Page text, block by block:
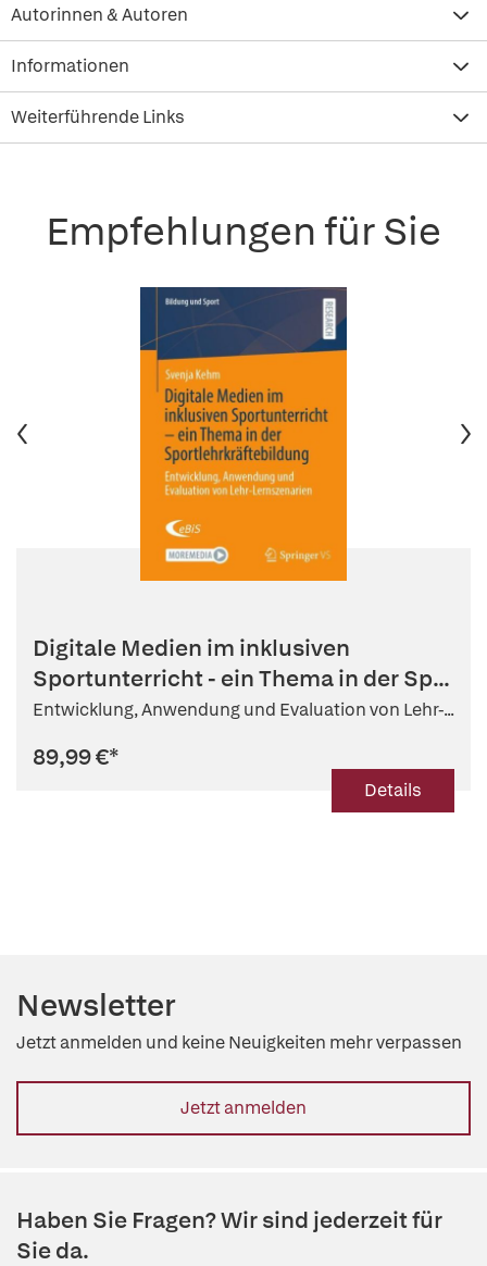
Autorinnen & Autoren
Informationen
Weiterführende Links
Empfehlungen für Sie
Digitale Medien im inklusiven
Sportunterricht - ein Thema in der Sp...
Entwicklung, Anwendung und Evaluation von Lehr-...
89,99 €*
Details
Newsletter
Jetzt anmelden und keine Neuigkeiten mehr verpassen
Jetzt anmelden
Haben Sie Fragen? Wir sind jederzeit für
Sie da.